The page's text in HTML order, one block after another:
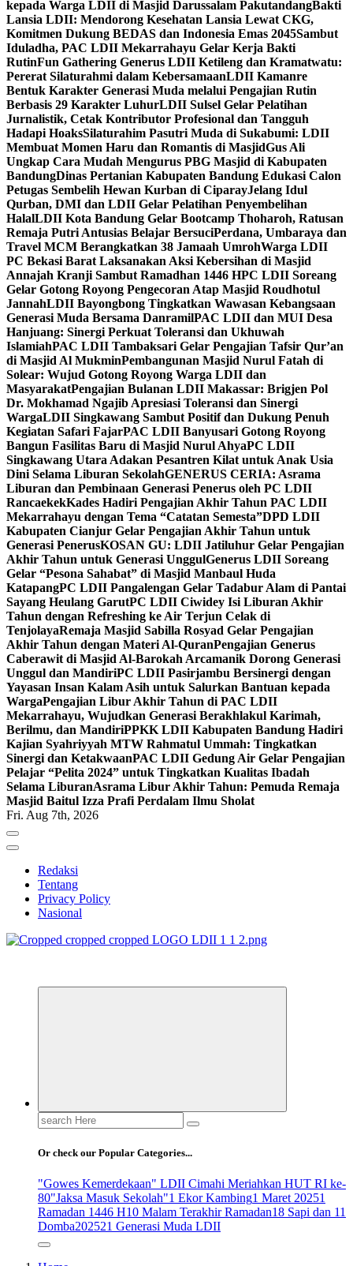
kepada Warga LDII di Masjid Darussalam PakutandangBakti
Lansia LDII: Mendorong Kesehatan Lansia Lewat CKG,
Komitmen Dukung BEDAS dan Indonesia Emas 2045Sambut
Iduladha, PAC LDII Mekarrahayu Gelar Kerja Bakti
RutinFun Gathering Generus LDII Ketileng dan Kramatwatu:
Pererat Silaturahmi dalam KebersamaanLDII Kamanre
Bentuk Karakter Generasi Muda melalui Pengajian Rutin
Berbasis 29 Karakter LuhurLDII Sulsel Gelar Pelatihan
Jurnalistik, Cetak Kontributor Profesional dan Tangguh
Hadapi HoaksSilaturahim Pasutri Muda di Sukabumi: LDII
Membuat Momen Haru dan Romantis di MasjidGus Ali
Ungkap Cara Mudah Mengurus PBG Masjid di Kabupaten
BandungDinas Pertanian Kabupaten Bandung Edukasi Calon
Petugas Sembelih Hewan Kurban di CiparayJelang Idul
Qurban, DMI dan LDII Gelar Pelatihan Penyembelihan
HalalLDII Kota Bandung Gelar Bootcamp Thoharoh, Ratusan
Remaja Putri Antusias Belajar BersuciPerdana, Umbaraya dan
Travel MCM Berangkatkan 38 Jamaah UmrohWarga LDII
PC Bekasi Barat Laksanakan Aksi Kebersihan di Masjid
Annajah Kranji Sambut Ramadhan 1446 HPC LDII Soreang
Gelar Gotong Royong Pengecoran Atap Masjid Roudhotul
JannahLDII Bayongbong Tingkatkan Wawasan Kebangsaan
Generasi Muda Bersama DanramilPAC LDII dan MUI Desa
Hanjuang: Sinergi Perkuat Toleransi dan Ukhuwah
IslamiahPAC LDII Tambaksari Gelar Pengajian Tafsir Qur’an
di Masjid Al MukminPembangunan Masjid Nurul Fatah di
Solear: Wujud Gotong Royong Warga LDII dan
MasyarakatPengajian Bulanan LDII Makassar: Brigjen Pol
Dr. Mokhamad Ngajib Apresiasi Toleransi dan Sinergi
WargaLDII Singkawang Sambut Positif dan Dukung Penuh
Kegiatan Safari FajarPAC LDII Banyusari Gotong Royong
Bangun Fasilitas Baru di Masjid Nurul AhyaPC LDII
Singkawang Utara Adakan Pesantren Kilat untuk Anak Usia
Dini Selama Liburan SekolahGENERUS CERIA: Asrama
Liburan dan Pembinaan Generasi Penerus oleh PC LDII
RancaekekKades Hadiri Pengajian Akhir Tahun PAC LDII
Mekarrahayu dengan Tema “Catatan Semesta”DPD LDII
Kabupaten Cianjur Gelar Pengajian Akhir Tahun untuk
Generasi PenerusKOSAN GU: LDII Jatiluhur Gelar Pengajian
Akhir Tahun untuk Generasi UnggulGenerus LDII Soreang
Gelar “Pesona Sahabat” di Masjid Manbaul Huda
KatapangPC LDII Pangalengan Gelar Tadabur Alam di Pantai
Sayang Heulang GarutPC LDII Ciwidey Isi Liburan Akhir
Tahun dengan Refreshing ke Air Terjun Celak di
TenjolayaRemaja Masjid Sabilla Rosyad Gelar Pengajian
Akhir Tahun dengan Materi Al-QuranPengajian Generus
Caberawit di Masjid Al-Barokah Arcamanik Dorong Generasi
Unggul dan MandiriPC LDII Pasirjambu Bersinergi dengan
Yayasan Insan Kalam Asih untuk Salurkan Bantuan kepada
WargaPengajian Libur Akhir Tahun di PAC LDII
Mekarrahayu, Wujudkan Generasi Berakhlakul Karimah,
Berilmu, dan MandiriPPKK LDII Kabupaten Bandung Hadiri
Kajian Syahriyyah MTW Rahmatul Ummah: Tingkatkan
Sinergi dan KetakwaanPAC LDII Gedung Air Gelar Pengajian
Pelajar “Pelita 2024” untuk Tingkatkan Kualitas Ibadah
Selama LiburanAsrama Libur Akhir Tahun: Pemuda Remaja
Masjid Baitul Izza Prafi Perdalam Ilmu Sholat
Fri. Aug 7th, 2026
Redaksi
Tentang
Privacy Policy
Nasional
Search
for:
Or check our Popular Categories...
"Gowes Kemerdekaan" LDII Cimahi Meriahkan HUT RI ke-
80"Jaksa Masuk Sekolah"1 Ekor Kambing1 Maret 20251
Ramadan 1446 H10 Malam Terakhir Ramadan18 Sapi dan 11
Domba202521 Generasi Muda LDII